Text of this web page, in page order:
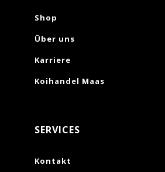
Shop
Über uns
Karriere
Koihandel Maas
SERVICES
Kontakt